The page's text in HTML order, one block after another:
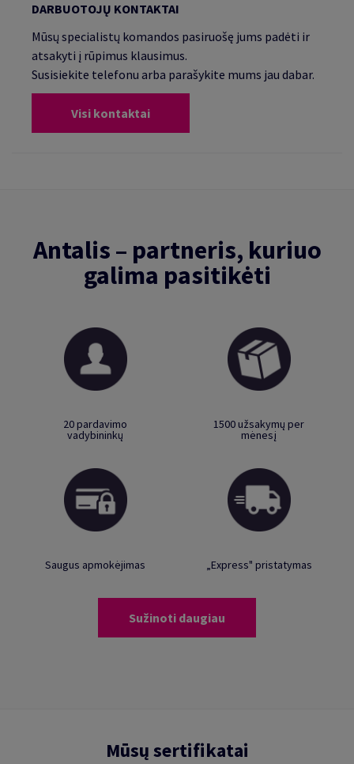
DARBUOTOJŲ KONTAKTAI
Mūsų specialistų komandos pasiruošę jums padėti ir
atsakyti į rūpimus klausimus.
Susisiekite telefonu arba parašykite mums jau dabar.
Visi kontaktai
Antalis – partneris, kuriuo
galima pasitikėti
20 pardavimo
vadybininkų
1500 užsakymų per
mėnesį
Saugus apmokėjimas „Express" pristatymas
Sužinoti daugiau
Mūsų sertifikatai